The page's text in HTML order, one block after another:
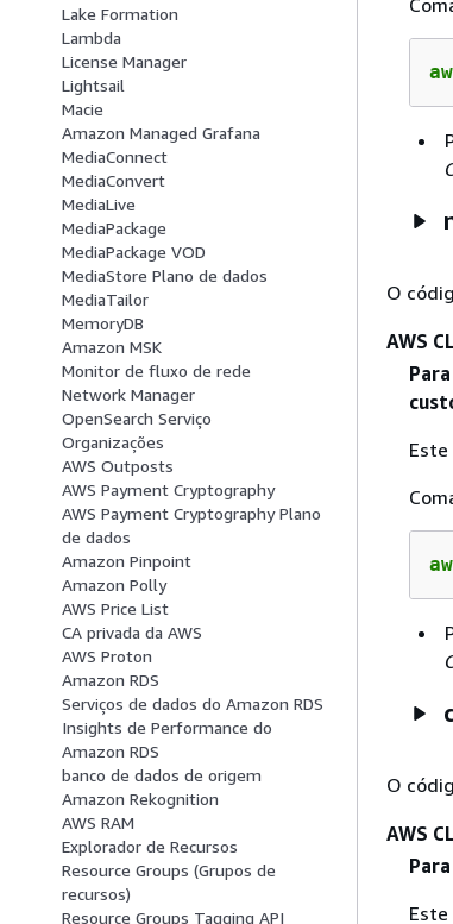
Lake Formation
Lambda
License Manager
Lightsail
Macie
Amazon Managed Grafana
MediaConnect
MediaConvert
MediaLive
MediaPackage
MediaPackage VOD
MediaStore Plano de dados
MediaTailor
MemoryDB
Amazon MSK
Monitor de fluxo de rede
Network Manager
OpenSearch Serviço
Organizações
AWS Outposts
AWS Payment Cryptography
AWS Payment Cryptography Plano
de dados
Amazon Pinpoint
Amazon Polly
AWS Price List
CA privada da AWS
AWS Proton
Amazon RDS
Serviços de dados do Amazon RDS
Insights de Performance do
Amazon RDS
banco de dados de origem
Amazon Rekognition
AWS RAM
Explorador de Recursos
Resource Groups (Grupos de
recursos)
Resource Groups Tagging API
O
AWS
O
AWS